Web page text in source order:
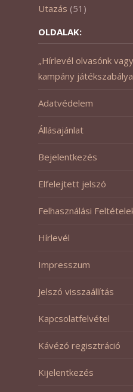
Utazás (51)
OLDALAK:
„Hírlevél olvasónk
kampány játékszabálya
Adatvédelem
Állásajánlat
Bejelentkezés
Elfelejtett jelszó
Felhasználási
Hírlevél
Impresszum
Jelszó visszaállítás
Kapcsolatfelvétel
Kávézó regisztráció
Kijelentkezés